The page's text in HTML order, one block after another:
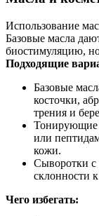
Использование
Базовые масла
биостимуляцию,
Подходящие
Базовые
косточки,
трения и
Тонирующие
или
кожи.
Сыворотки
склонности
Чего избегать: